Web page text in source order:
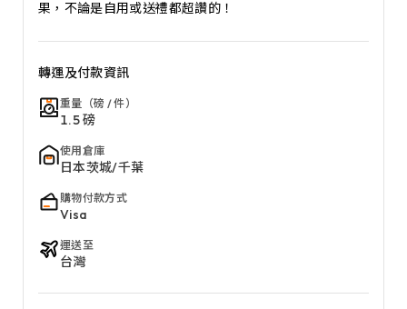
果，不論是自用或送禮都超讚的！
轉運及付款資訊
重量（磅 / 件）
1.5 磅
使用倉庫
日本茨城/千葉
購物付款方式
Visa
運送至
台灣